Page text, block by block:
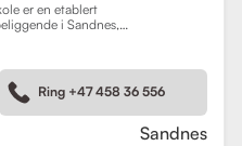
er en etablert
i Sandnes,
Skolen har
på opplæring for
med manuell og
motorsykler (klasse
Ring +47 458 36 556
Sandnes